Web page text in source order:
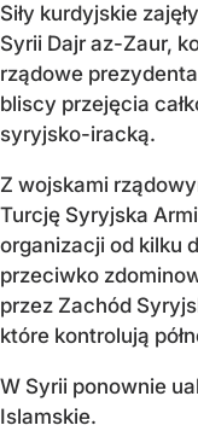
Siły kurdyjskie
Syrii Dajr az-Zaur,
rządowe
bliscy przejęcia
syryjsko-iracką.
Z wojskami
Turcję Syryjska
organizacji od kilku
przeciwko
przez Zachód
które kontrolują
W Syrii ponownie
Islamskie.